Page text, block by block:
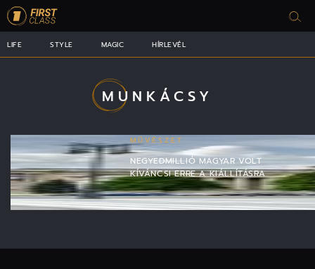
LIFE STYLE MAGIC HÍRLEVÉL
MUNKÁCSY
MŰVÉSZET
NEGYEDMILLIÓ MAGYAR VOLT
KÍVÁNCSI ERRE A KIÁLLÍTÁSRA